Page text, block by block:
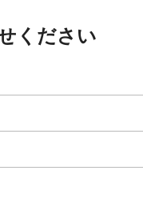
ください